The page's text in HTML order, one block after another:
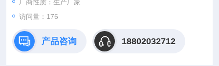
厂商性质：生产厂家
访问量：176
产品咨询 18802032712